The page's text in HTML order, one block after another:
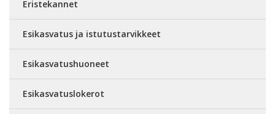
Eristekannet
Esikasvatus ja istutustarvikkeet
Esikasvatushuoneet
Esikasvatuslokerot